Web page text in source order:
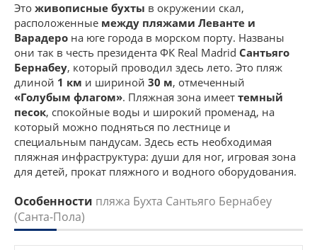
Это живописные бухты в окружении скал,
расположенные между пляжами Леванте и
Варадеро на юге города в морском порту. Названы
они так в честь президента ФК Real Madrid Сантьяго
Бернабеу, который проводил здесь лето. Это пляж
длиной 1 км и шириной 30 м, отмеченный
«Голубым флагом». Пляжная зона имеет темный
песок, спокойные воды и широкий променад, на
который можно подняться по лестнице и
специальным пандусам. Здесь есть необходимая
пляжная инфраструктура: души для ног, игровая зона
для детей, прокат пляжного и водного оборудования.
Особенности пляжа Бухта Сантьяго Бернабеу
(Санта-Пола)